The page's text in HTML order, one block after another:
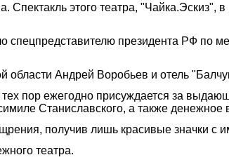
этого театра, "Чайка.Эскиз", в
спецпредставителю президента РФ по
области Андрей Воробьев и отель
пор ежегодно присуждается за
Станиславского, а также денежное
получив лишь красивые значки с
театра.